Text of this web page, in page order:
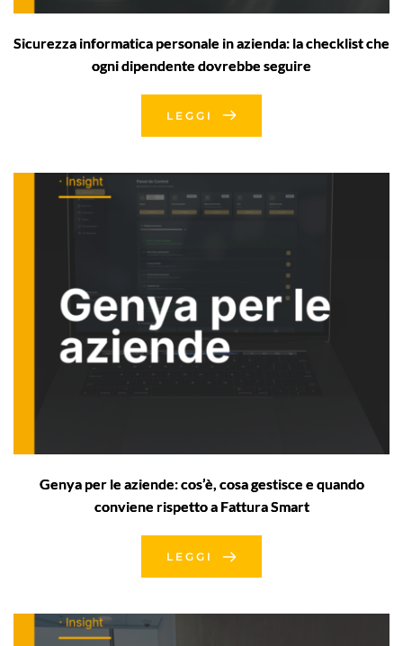
Sicurezza informatica personale in azienda: la checklist che
ogni dipendente dovrebbe seguire
LEGGI
Genya per le aziende: cos’è, cosa gestisce e quando
conviene rispetto a Fattura Smart
LEGGI